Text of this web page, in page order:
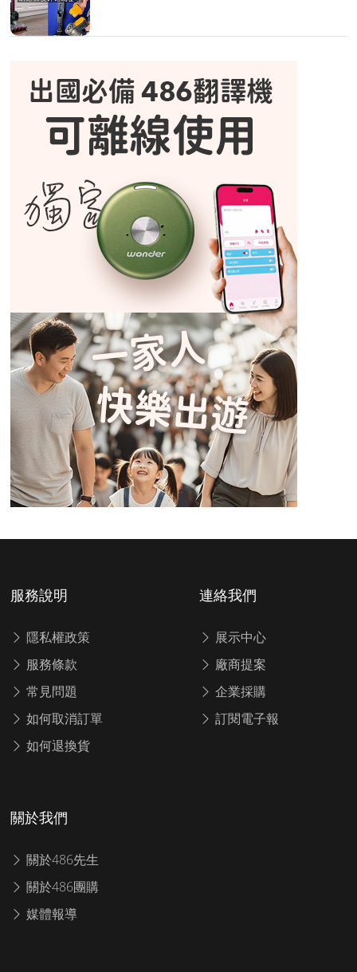
服務說明
隱私權政策
服務條款
常見問題
如何取消訂單
如何退換貨
連絡我們
展示中心
廠商提案
企業採購
訂閱電子報
關於我們
關於486先生
關於486團購
媒體報導